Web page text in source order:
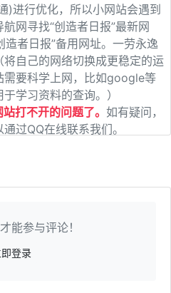
)进行优化，所以小网站会遇到
网寻找“创造者日报”最新网
造者日报”备用网址。一劳永逸
自己的网络切换成更稳定的运
需要科学上网，比如google等
学习资料的查询。）
打不开的问题了。 如有疑问，
过QQ在线联系我们。
能参与评论！
即登录